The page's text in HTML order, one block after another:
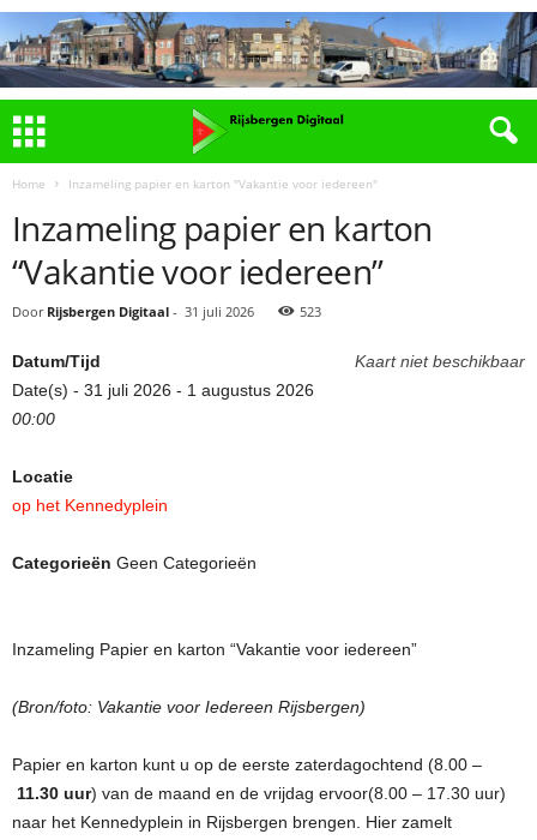
Home Inzameling papier en karton "Vakantie voor iedereen"
Inzameling papier en karton
“Vakantie voor iedereen”
Door Rijsbergen Digitaal - 31 juli 2026 523
Kaart niet beschikbaar
Datum/Tijd
Date(s) - 31 juli 2026 - 1 augustus 2026
00:00
Locatie
op het Kennedyplein
Categorieën Geen Categorieën
Inzameling Papier en karton “Vakantie voor iedereen”
(Bron/foto: Vakantie voor Iedereen Rijsbergen)
Papier en karton kunt u op de eerste zaterdagochtend (8.00 –
11.30 uur) van de maand en de vrijdag ervoor(8.00 – 17.30 uur)
naar het Kennedyplein in Rijsbergen brengen. Hier zamelt